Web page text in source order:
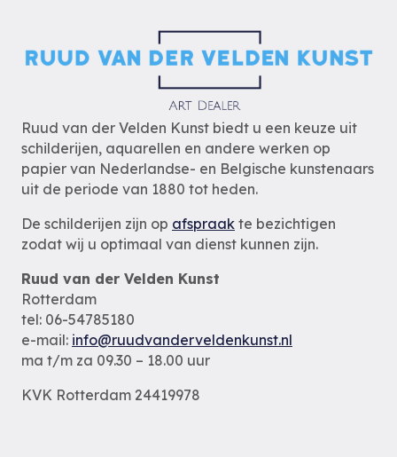
Ruud van der Velden Kunst biedt u een keuze uit
schilderijen, aquarellen en andere werken op
papier van Nederlandse- en Belgische kunstenaars
uit de periode van 1880 tot heden.
De schilderijen zijn op afspraak te bezichtigen
zodat wij u optimaal van dienst kunnen zijn.
Ruud van der Velden Kunst
Rotterdam
tel: 06-54785180
e-mail: info@ruudvanderveldenkunst.nl
ma t/m za 09.30 – 18.00 uur
KVK Rotterdam 24419978